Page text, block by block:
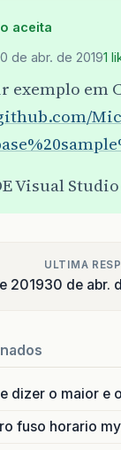
aceita
de abr. de 20191
exemplo em
Visual
2019
ULTIMA
30 de abr.
dizer o maior e
fuso horario